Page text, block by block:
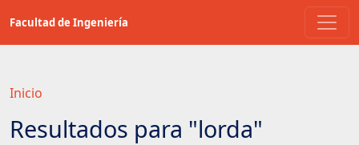
contenido
Facultad de Ingeniería
Inicio
Resultados para "lorda"